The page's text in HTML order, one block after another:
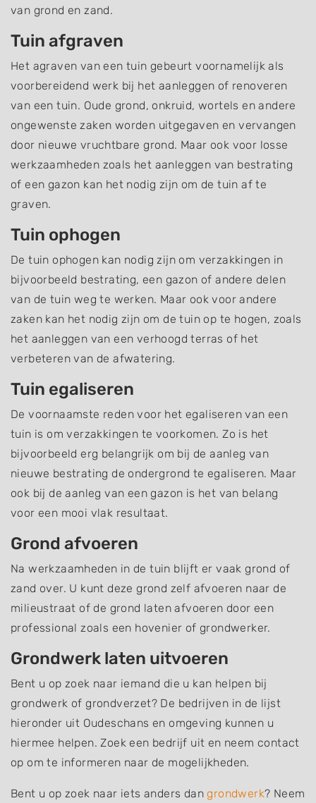
van grond en zand.
Tuin afgraven
Het agraven van een tuin gebeurt voornamelijk als
voorbereidend werk bij het aanleggen of renoveren
van een tuin. Oude grond, onkruid, wortels en andere
ongewenste zaken worden uitgegaven en vervangen
door nieuwe vruchtbare grond. Maar ook voor losse
werkzaamheden zoals het aanleggen van bestrating
of een gazon kan het nodig zijn om de tuin af te
graven.
Tuin ophogen
De tuin ophogen kan nodig zijn om verzakkingen in
bijvoorbeeld bestrating, een gazon of andere delen
van de tuin weg te werken. Maar ook voor andere
zaken kan het nodig zijn om de tuin op te hogen, zoals
het aanleggen van een verhoogd terras of het
verbeteren van de afwatering.
Tuin egaliseren
De voornaamste reden voor het egaliseren van een
tuin is om verzakkingen te voorkomen. Zo is het
bijvoorbeeld erg belangrijk om bij de aanleg van
nieuwe bestrating de ondergrond te egaliseren. Maar
ook bij de aanleg van een gazon is het van belang
voor een mooi vlak resultaat.
Grond afvoeren
Na werkzaamheden in de tuin blijft er vaak grond of
zand over. U kunt deze grond zelf afvoeren naar de
milieustraat of de grond laten afvoeren door een
professional zoals een hovenier of grondwerker.
Grondwerk laten uitvoeren
Bent u op zoek naar iemand die u kan helpen bij
grondwerk of grondverzet? De bedrijven in de lijst
hieronder uit Oudeschans en omgeving kunnen u
hiermee helpen. Zoek een bedrijf uit en neem contact
op om te informeren naar de mogelijkheden.
Bent u op zoek naar iets anders dangrondwerk? Neem